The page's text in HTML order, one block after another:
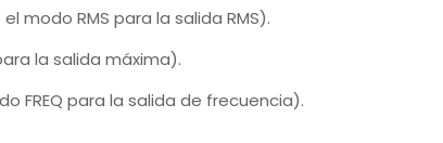
modo RMS para la salida RMS).
la salida máxima).
para la salida de frecuencia).